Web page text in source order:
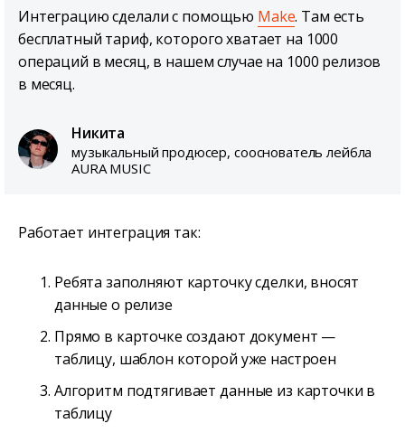
Интеграцию сделали с помощью Make. Там есть
бесплатный тариф, которого хватает на 1000
операций в месяц, в нашем случае на 1000 релизов
в месяц.
Никита
музыкальный продюсер, сооснователь лейбла
AURA MUSIC
Работает интеграция так:
Ребята заполняют карточку сделки, вносят
данные о релизе
Прямо в карточке создают документ —
таблицу, шаблон которой уже настроен
Алгоритм подтягивает данные из карточки в
таблицу